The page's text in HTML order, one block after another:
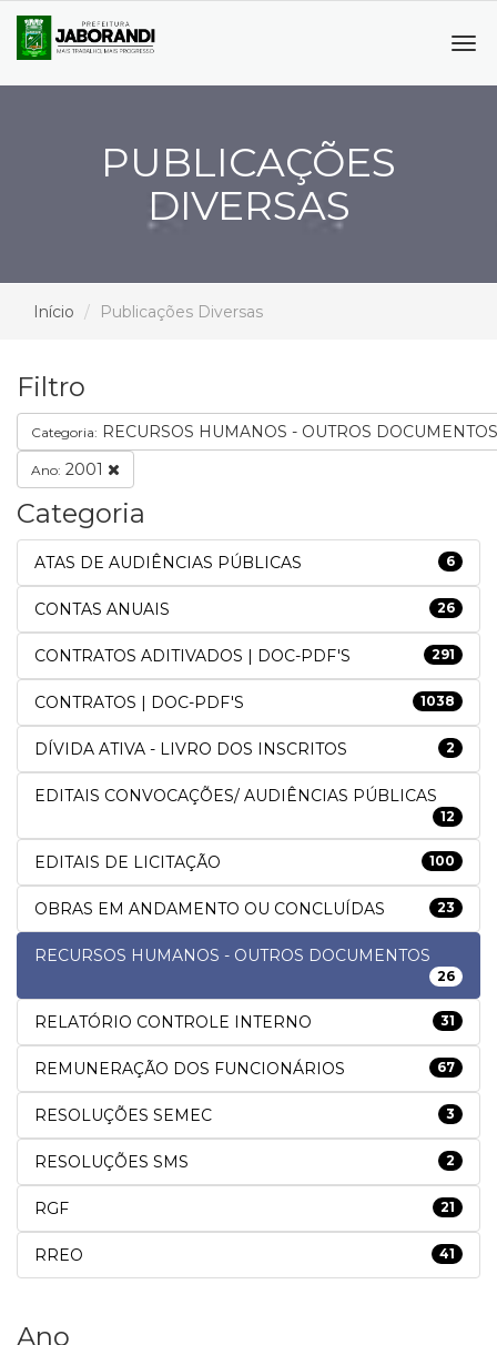
PUBLICAÇÕES
DIVERSAS
Início Publicações Diversas
Filtro
Categoria: RECURSOS HUMANOS - OUTROS
Ano: 2001
Categoria
ATAS DE AUDIÊNCIAS PÚBLICAS 6
CONTAS ANUAIS 26
CONTRATOS ADITIVADOS | DOC-PDF'S 291
CONTRATOS | DOC-PDF'S 1038
DÍVIDA ATIVA - LIVRO DOS INSCRITOS 2
EDITAIS CONVOCAÇÕES/ AUDIÊNCIAS PÚBLICAS
12
EDITAIS DE LICITAÇÃO 100
OBRAS EM ANDAMENTO OU CONCLUÍDAS 23
RECURSOS HUMANOS - OUTROS DOCUMENTOS
26
RELATÓRIO CONTROLE INTERNO 31
REMUNERAÇÃO DOS FUNCIONÁRIOS 67
RESOLUÇÕES SEMEC 3
RESOLUÇÕES SMS 2
RGF 21
RREO 41
Ano